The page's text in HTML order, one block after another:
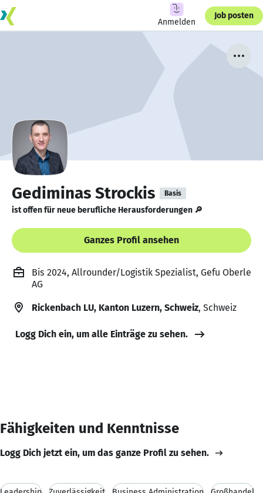
Anmelden
Job posten
Gediminas Strockis Basis
ist offen für neue berufliche Herausforderungen 🔎
Ganzes Profil ansehen
Bis 2024, Allrounder/Logistik Spezialist, Gefu Oberle
AG
Rickenbach LU, Kanton Luzern, Schweiz, Schweiz
Logg Dich ein, um alle Einträge zu sehen.
Fähigkeiten und Kenntnisse
Logg Dich jetzt ein, um das ganze Profil zu sehen.